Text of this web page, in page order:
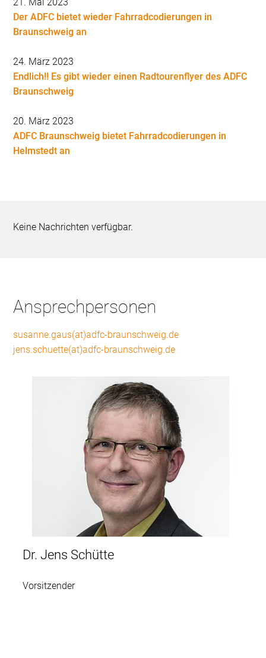
21. Mai 2023
Der ADFC bietet wieder Fahrradcodierungen in
Braunschweig an
24. März 2023
Endlich!! Es gibt wieder einen Radtourenflyer des ADFC
Braunschweig
20. März 2023
ADFC Braunschweig bietet Fahrradcodierungen in
Helmstedt an
Keine Nachrichten verfügbar.
Ansprechpersonen
susanne.gaus(at)adfc-braunschweig.de
jens.schuette(at)adfc-braunschweig.de
Dr. Jens Schütte
Vorsitzender